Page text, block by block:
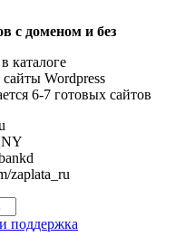
с доменом и без
каталоге
Wordpress
6-7 готовых сайтов
zaplata_ru
поддержка